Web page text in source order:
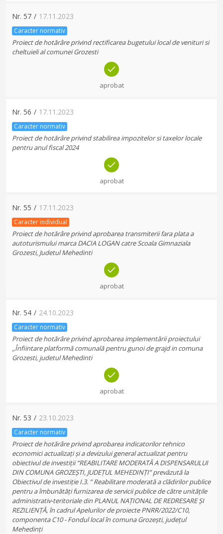
Nr. 57 / 17.11.2023
Caracter normativ
Proiect de hotărâre privind rectificarea bugetului local de venituri si
cheltuieli al comunei Grozesti
aprobat
Nr. 56 / 17.11.2023
Caracter normativ
Proiect de hotărâre privind stabilirea impozitelor si taxelor locale
pentru anul fiscal 2024
aprobat
Nr. 55 / 17.11.2023
Caracter individual
Proiect de hotărâre privind aprobarea transmiterii fara plata a
autoturismului marca DACIA LOGAN catre Scoala Gimnaziala
Grozesti, Judetul Mehedinti
aprobat
Nr. 54 / 24.10.2023
Caracter normativ
Proiect de hotărâre privind aprobarea implementării proiectului
,,Înfiintare platformă comunală pentru gunoi de grajd in comuna
Grozesti, judetul Mehedinti
aprobat
Nr. 53 / 23.10.2023
Caracter normativ
Proiect de hotărâre privind aprobarea indicatorilor tehnico
economici actualizați și a devizului general actualizat pentru
obiectivul de investiții “REABILITARE MODERATĂ A DISPENSARULUI
DIN COMUNA GROZEȘTI, JUDEȚUL MEHEDINȚI” prevăzută la
Obiectivul de investiție I.3. ” Reabilitare moderată a clădirilor publice
pentru a îmbunătăți furnizarea de servicii publice de către unitățile
administrativ-teritoriale din PLANUL NAȚIONAL DE REDRESARE ȘI
REZILIENȚĂ, în cadrul Apelurilor de proiecte PNRR/2022/C10,
componenta C10 - Fondul local în comuna Grozești, județul
Mehedinți